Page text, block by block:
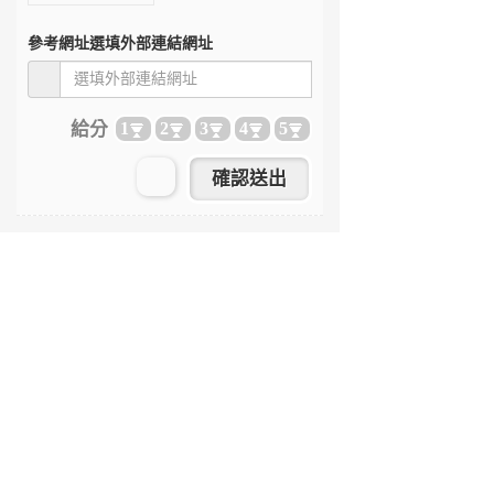
參考網址選填外部連結網址
給分 1 2 3 4 5